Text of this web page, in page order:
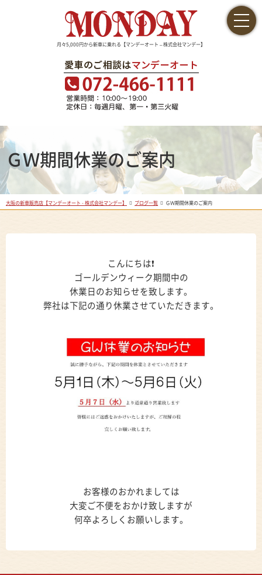
月々5,000円から新車に乗れる【マンデーオート – 株式会社マンデー】
ＧＷ期間休業のご案内
大阪の新車販売店【マンデーオート - 株式会社マンデー】 ブログ一覧 ＧＷ期間休業のご案内
こんにちは❗
ゴールデンウィーク期間中の
休業日のお知らせを致します。
弊社は下記の通り休業させていただきます。
お客様のおかれましては
大変ご不便をおかけ致しますが
何卒よろしくお願いします。